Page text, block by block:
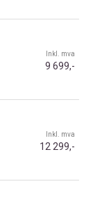
Inkl. mva
9 699,-
Inkl. mva
12 299,-